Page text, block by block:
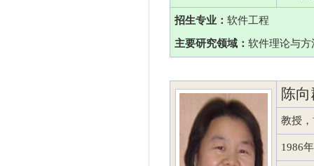
招生专业： 软件工程
主要研究领域： 软件理论与
陈向
教授
1986